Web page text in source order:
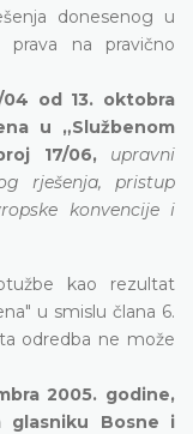
donesenog u
na pravično
od 13. oktobra
u „Službenom
17/06, upravni
rješenja, pristup
konvencije i
kao rezultat
u smislu člana 6.
odredba ne može
2005. godine,
glasniku Bosne i